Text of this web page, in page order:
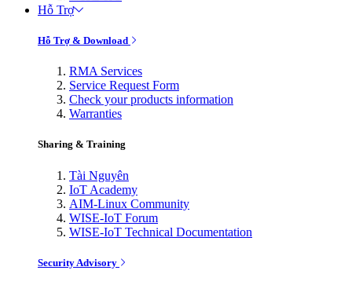
Hỗ Trợ
Hỗ Trợ & Download
RMA Services
Service Request Form
Check your products information
Warranties
Sharing & Training
Tài Nguyên
IoT Academy
AIM-Linux Community
WISE-IoT Forum
WISE-IoT Technical Documentation
Security Advisory